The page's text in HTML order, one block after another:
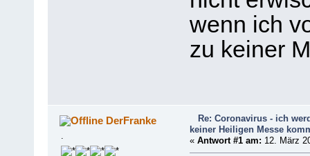
wenn ich
zu keiner
DerFranke
Re: Coronavirus - ich
keiner Heiligen Messe
« Antwort #1 am: 12. März